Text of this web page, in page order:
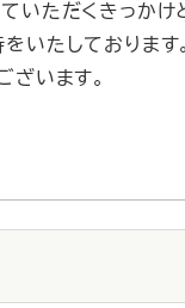
いただくきっかけ
いたしております。
ざいます。